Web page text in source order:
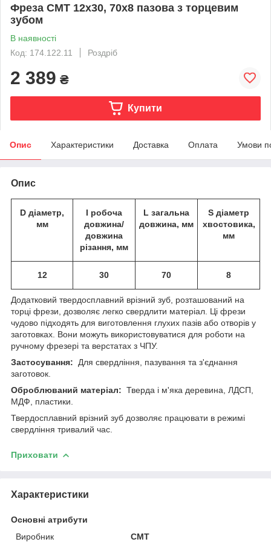
Фреза СМТ 12х30, 70х8 пазова з торцевим
зубом
В наявності
Код: 174.122.11
Роздріб
2 389 ₴
Купити
Опис Характеристики Доставка Оплата Умови
Опис
D діаметр,
мм
I робоча
довжина/
довжина
різання, мм
L загальна
довжина, мм
S діаметр
хвостовика,
мм
12 30 70 8
Додатковий твердосплавний врізний зуб, розташований на
торці фрези, дозволяє легко свердлити матеріал. Ці фрези
чудово підходять для виготовлення глухих пазів або отворів у
заготовках. Вони можуть використовуватися для роботи на
ручному фрезері та верстатах з ЧПУ.
Застосування:
Для свердління, пазування та з'єднання
заготовок.
Оброблюваний матеріал: Тверда і м'яка деревина, ЛДСП,
МДФ, пластики.
Твердосплавний врізний зуб дозволяє працювати в режимі
свердління тривалий час.
Приховати
Характеристики
Основні атрибути
Виробник
СМТ